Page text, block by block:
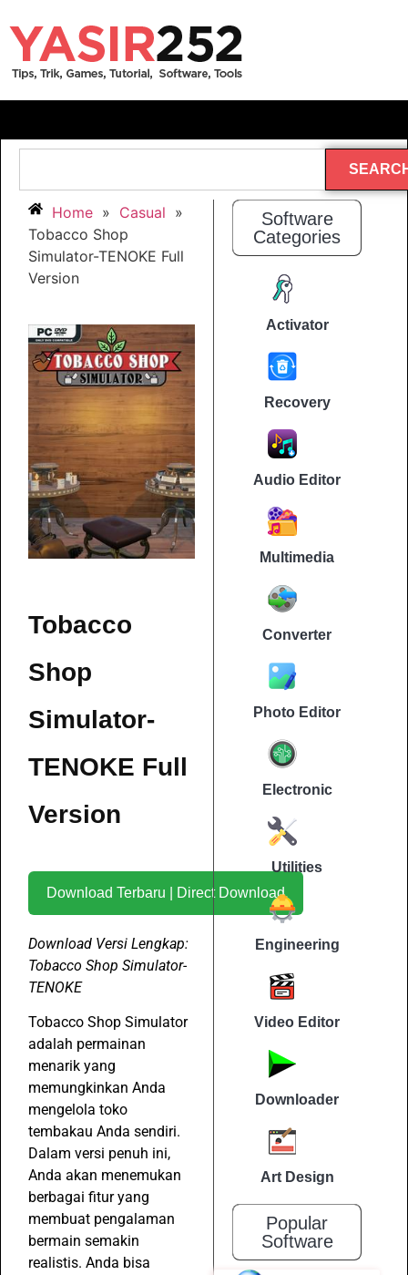
Home » Casual »
Tobacco Shop
Simulator-TENOKE Full
Version
Tobacco
Shop
Simulator-
TENOKE Full
Version
Download Terbaru | Direct Download
Download Versi Lengkap:
Tobacco Shop Simulator-
TENOKE
Tobacco Shop Simulator
adalah permainan
menarik yang
memungkinkan Anda
mengelola toko
tembakau Anda sendiri.
Dalam versi penuh ini,
Anda akan menemukan
berbagai fitur yang
membuat pengalaman
bermain semakin
realistis. Anda bisa
Software
Categories
Activator
Recovery
Audio Editor
Multimedia
Converter
Photo Editor
Electronic
Utilities
Engineering
Video Editor
Downloader
Art Design
Popular
Software